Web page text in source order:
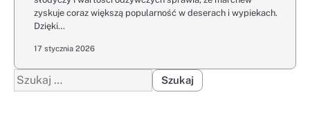
zyskuje coraz większą popularność w deserach i wypiekach.
Dzięki…
17 stycznia 2026
Szukaj: